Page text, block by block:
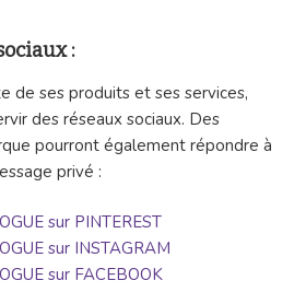
:
de ses produits et ses services,
des réseaux sociaux. Des
pourront également répondre à
privé :
sur PINTEREST
sur INSTAGRAM
sur FACEBOOK